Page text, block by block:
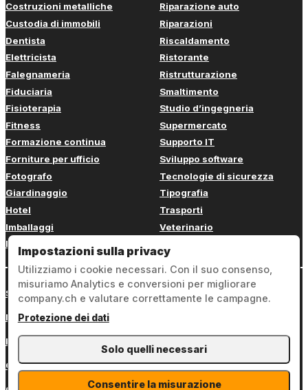
Costruzioni metalliche
Custodia di immobili
Dentista
Elettricista
Falegnameria
Fiduciaria
Fisioterapia
Fitness
Formazione continua
Forniture per ufficio
Fotografo
Giardinaggio
Hotel
Imballaggi
Imbianchino
Riparazione auto
Riparazioni
Riscaldamento
Ristorante
Ristrutturazione
Smaltimento
Studio d’ingegneria
Supermercato
Supporto IT
Sviluppo software
Tecnologie di sicurezza
Tipografia
Trasporti
Veterinario
Sign in
Note legali
Protezione dei dati
Condizioni generali
Impostazioni sulla privacy
Utilizziamo i cookie necessari. Con il suo consenso,
misuriamo Analytics e conversioni per migliorare
company.ch e valutare correttamente le campagne.
Protezione dei dati
Solo quelli necessari
Consentire la misurazione